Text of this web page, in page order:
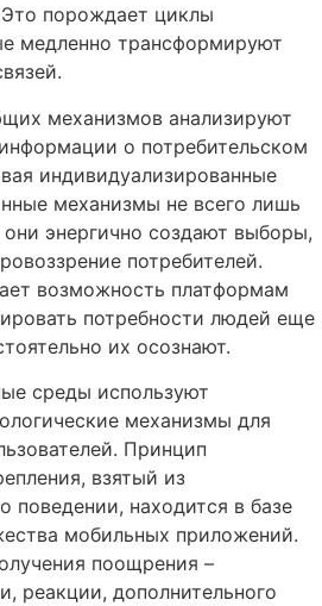
порождает циклы
медленно трансформируют
механизмов анализируют
о потребительском
индивидуализированные
механизмы не всего лишь
они энергично создают выборы,
потребителей.
возможность платформам
потребности людей еще
их осознают.
среды используют
механизмы для
Принцип
взятый из
поведении, находится в базе
мобильных приложений.
поощрения –
реакции, дополнительного